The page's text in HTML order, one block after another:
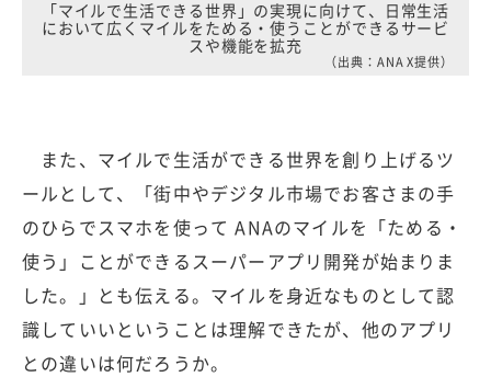
「マイルで生活できる世界」の実現に向けて、日常生活
において広くマイルをためる・使うことができるサービ
スや機能を拡充
（出典：ANA X提供）
また、マイルで生活ができる世界を創り上げるツ
ールとして、「街中やデジタル市場でお客さまの手
のひらでスマホを使って ANAのマイルを「ためる・
使う」ことができるスーパーアプリ開発が始まりま
した。」とも伝える。マイルを身近なものとして認
識していいということは理解できたが、他のアプリ
との違いは何だろうか。